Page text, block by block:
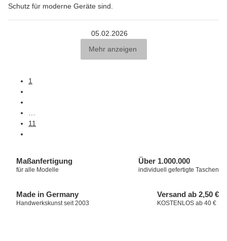
Schutz für moderne Geräte sind.
05.02.2026
Mehr anzeigen
1
11
Maßanfertigung
für alle Modelle
Über 1.000.000
individuell gefertigte Taschen
Made in Germany
Handwerkskunst seit 2003
Versand ab 2,50 €
KOSTENLOS ab 40 €